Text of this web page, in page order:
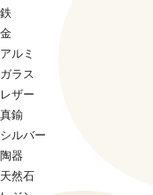
鉄
金
アルミ
ガラス
レザー
真鍮
シルバー
陶器
天然石